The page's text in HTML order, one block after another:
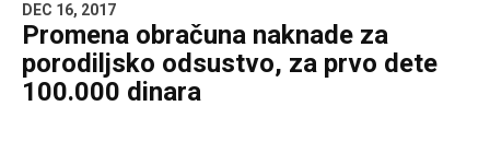
DEC 16, 2017
Promena obračuna naknade za
porodiljsko odsustvo, za prvo dete
100.000 dinara